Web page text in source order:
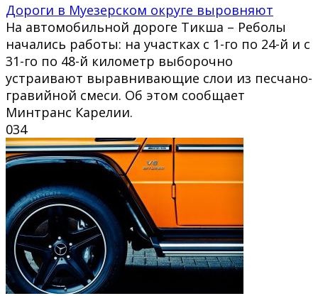
Дороги в Муезерском округе выровняют
На автомобильной дороге Тикша – Реболы
начались работы: на участках с 1-го по 24-й и с
31-го по 48-й километр выборочно
устраивают выравнивающие слои из песчано-
гравийной смеси. Об этом сообщает
Минтранс Карелии.
034